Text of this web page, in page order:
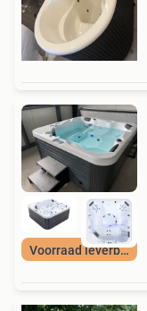
Voorraad leverbaar